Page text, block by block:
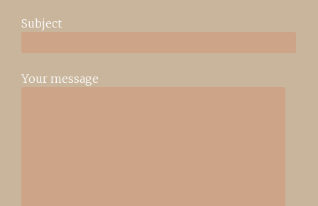
Subject
Your message